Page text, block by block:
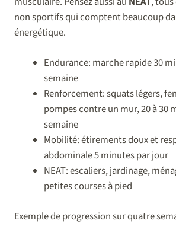
non sportifs qui comptent beaucoup
énergétique.
Endurance: marche rapide 30
semaine
Renforcement: squats légers,
pompes contre un mur, 20 à 30
semaine
Mobilité: étirements doux et
abdominale 5 minutes par jour
NEAT: escaliers, jardinage,
petites courses à pied
Exemple de progression sur quatre